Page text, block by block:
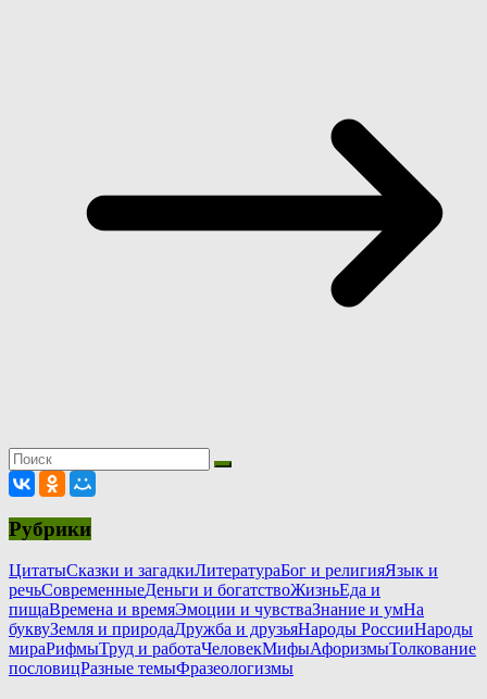
Рубрики
ЦитатыСказки и загадкиЛитератураБог и религияЯзык и
речьСовременныеДеньги и богатствоЖизньЕда и
пищаВремена и времяЭмоции и чувстваЗнание и умНа
буквуЗемля и природаДружба и друзьяНароды РоссииНароды
мираРифмыТруд и работаЧеловекМифыАфоризмыТолкование
пословицРазные темыФразеологизмы